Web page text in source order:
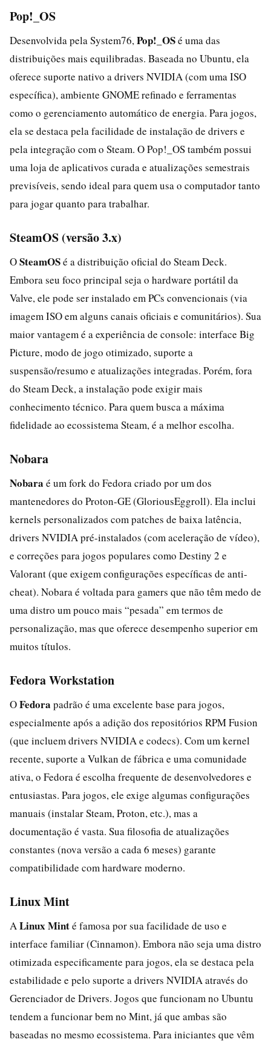
Pop!_OS
Desenvolvida pela System76, Pop!_OSé uma das
distribuições mais equilibradas. Baseada no Ubuntu, ela
oferece suporte nativo a drivers NVIDIA (com uma ISO
específica), ambiente GNOME refinado e ferramentas
como o gerenciamento automático de energia. Para jogos,
ela se destaca pela facilidade de instalação de drivers e
pela integração com o Steam. O Pop!_OS também possui
uma loja de aplicativos curada e atualizações semestrais
previsíveis, sendo ideal para quem usa o computador tanto
para jogar quanto para trabalhar.
SteamOS (versão 3.x)
OSteamOSé a distribuição oficial do Steam Deck.
Embora seu foco principal seja o hardware portátil da
Valve, ele pode ser instalado em PCs convencionais (via
imagem ISO em alguns canais oficiais e comunitários). Sua
maior vantagem é a experiência de console: interface Big
Picture, modo de jogo otimizado, suporte a
suspensão/resumo e atualizações integradas. Porém, fora
do Steam Deck, a instalação pode exigir mais
conhecimento técnico. Para quem busca a máxima
fidelidade ao ecossistema Steam, é a melhor escolha.
Nobara
Nobara é um fork do Fedora criado por um dos
mantenedores do Proton-GE (GloriousEggroll). Ela inclui
kernels personalizados com patches de baixa latência,
drivers NVIDIA pré-instalados (com aceleração de vídeo),
e correções para jogos populares como Destiny 2 e
Valorant (que exigem configurações específicas de anti-
cheat). Nobara é voltada para gamers que não têm medo de
uma distro um pouco mais “pesada” em termos de
personalização, mas que oferece desempenho superior em
muitos títulos.
Fedora Workstation
OFedora padrão é uma excelente base para jogos,
especialmente após a adição dos repositórios RPM Fusion
(que incluem drivers NVIDIA e codecs). Com um kernel
recente, suporte a Vulkan de fábrica e uma comunidade
ativa, o Fedora é escolha frequente de desenvolvedores e
entusiastas. Para jogos, ele exige algumas configurações
manuais (instalar Steam, Proton, etc.), mas a
documentação é vasta. Sua filosofia de atualizações
constantes (nova versão a cada 6 meses) garante
compatibilidade com hardware moderno.
Linux Mint
A Linux Minté famosa por sua facilidade de uso e
interface familiar (Cinnamon). Embora não seja uma distro
otimizada especificamente para jogos, ela se destaca pela
estabilidade e pelo suporte a drivers NVIDIA através do
Gerenciador de Drivers. Jogos que funcionam no Ubuntu
tendem a funcionar bem no Mint, já que ambas são
baseadas no mesmo ecossistema. Para iniciantes que vêm